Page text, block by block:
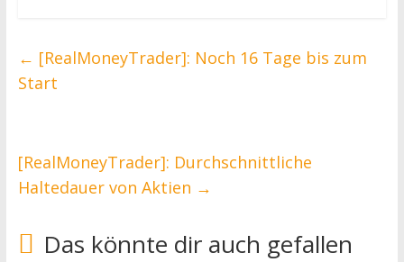
← [RealMoneyTrader]: Noch 16 Tage bis zum
Start
[RealMoneyTrader]: Durchschnittliche
Haltedauer von Aktien →
Das könnte dir auch gefallen